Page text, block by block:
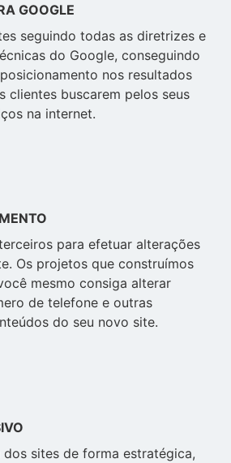
GOOGLE
seguindo todas as diretrizes e
do Google, conseguindo
nos resultados
clientes buscarem pelos seus
na internet.
para efetuar alterações
Os projetos que construímos
mesmo consiga alterar
de telefone e outras
do seu novo site.
sites de forma estratégica,